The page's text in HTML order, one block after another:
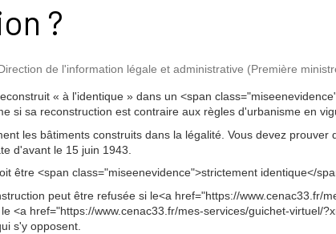
?
de l'information légale et administrative (Première
« à l'identique » dans un <span
si sa reconstruction est contraire aux règles d'urbanisme en
les bâtiments construits dans la légalité. Vous devez
d'avant le 15 juin 1943.
être <span class="miseenevidence">strictement identique</
peut être refusée si le<a href="https://www.cenac33.fr/
<a href="https://www.cenac33.fr/mes-services/guichet-virtuel/
s'y opposent.